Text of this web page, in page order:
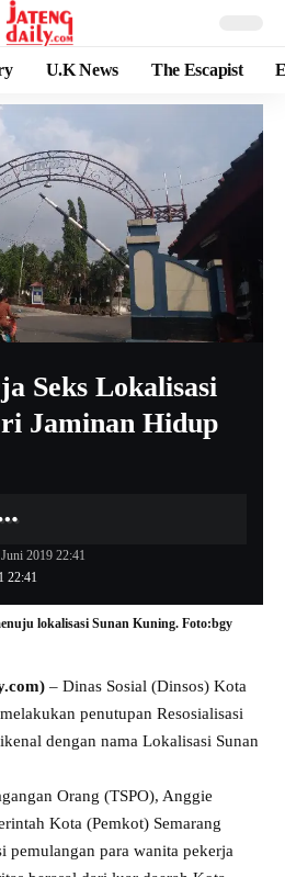
U.K News The Escapist
Seks Lokalisasi
Jaminan Hidup
22:41
2019 22:41
lokalisasi Sunan Kuning. Foto:bgy
– Dinas Sosial (Dinsos) Kota
penutupan Resosialisasi
dengan nama Lokalisasi Sunan
Orang (TSPO), Anggie
Kota (Pemkot) Semarang
pemulangan para wanita pekerja